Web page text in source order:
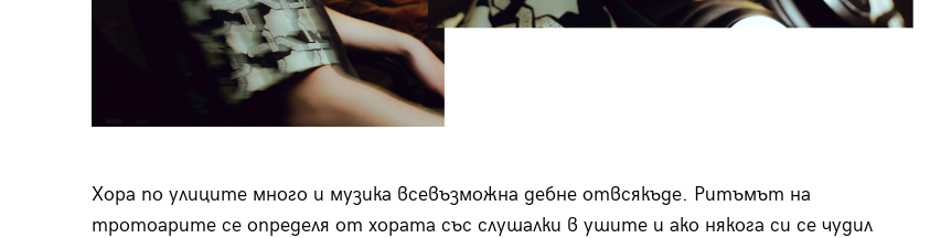
Хора по улиците много и музика всевъзможна дебне отвсякъде. Ритъмът на
тротоарите се определя от хората със слушалки в ушите и ако някога си се чудил